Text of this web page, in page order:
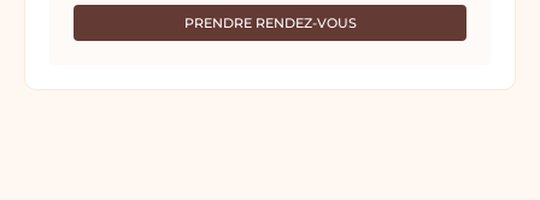
PRENDRE RENDEZ-VOUS